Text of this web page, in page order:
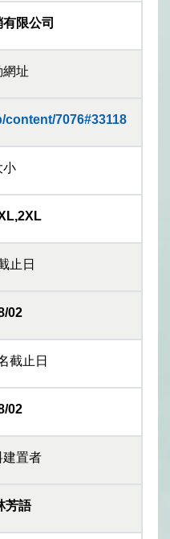
限公司
網址
7076#33118
小
止日
02
截止日
02
建置者
芳語